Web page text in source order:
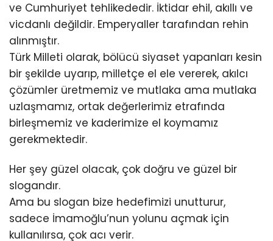
ve Cumhuriyet tehlikededir. İktidar ehil, akıllı ve
vicdanlı değildir. Emperyaller tarafından rehin
alınmıştır.
Türk Milleti olarak, bölücü siyaset yapanları kesin
bir şekilde uyarıp, milletçe el ele vererek, akılcı
çözümler üretmemiz ve mutlaka ama mutlaka
uzlaşmamız, ortak değerlerimiz etrafında
birleşmemiz ve kaderimize el koymamız
gerekmektedir.
Her şey güzel olacak, çok doğru ve güzel bir
slogandır.
Ama bu slogan bize hedefimizi unutturur,
sadece İmamoğlu’nun yolunu açmak için
kullanılırsa, çok acı verir.